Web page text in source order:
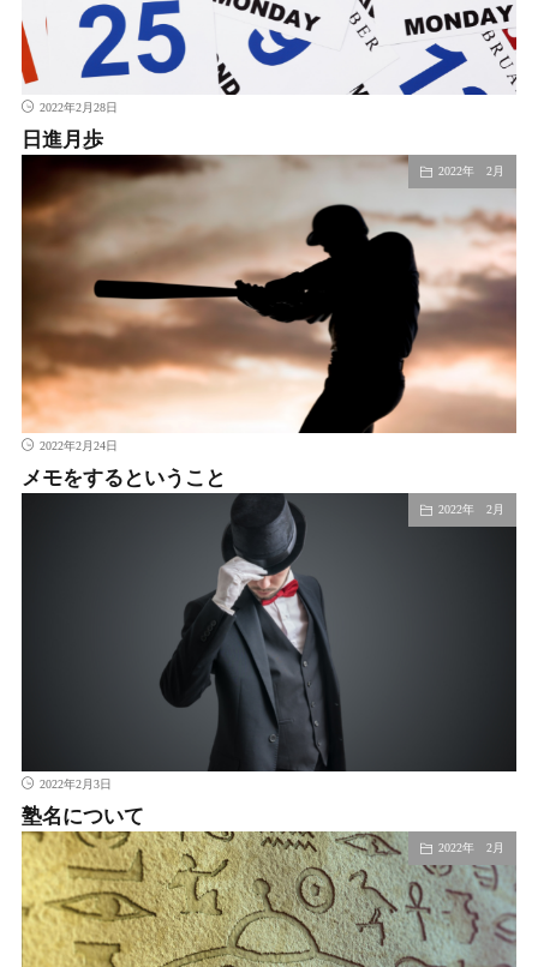
2022年2月28日
日進月歩
2022年 2月
2022年2月24日
メモをするということ
2022年 2月
2022年2月3日
塾名について
2022年 2月